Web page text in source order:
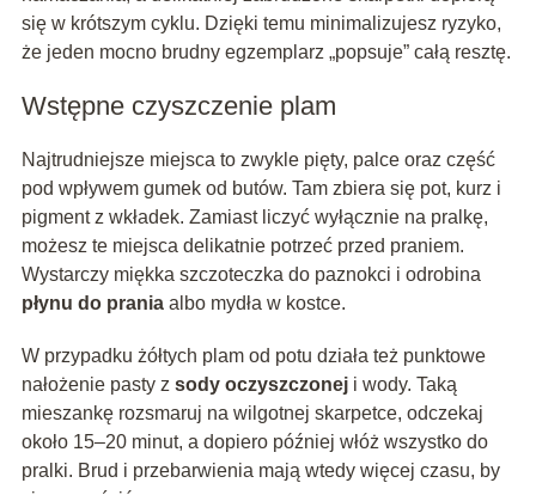
się w krótszym cyklu. Dzięki temu minimalizujesz ryzyko,
że jeden mocno brudny egzemplarz „popsuje” całą resztę.
Wstępne czyszczenie plam
Najtrudniejsze miejsca to zwykle pięty, palce oraz część
pod wpływem gumek od butów. Tam zbiera się pot, kurz i
pigment z wkładek. Zamiast liczyć wyłącznie na pralkę,
możesz te miejsca delikatnie potrzeć przed praniem.
Wystarczy miękka szczoteczka do paznokci i odrobina
płynu do praniaalbo mydła w kostce.
W przypadku żółtych plam od potu działa też punktowe
nałożenie pasty z sody oczyszczoneji wody. Taką
mieszankę rozsmaruj na wilgotnej skarpetce, odczekaj
około 15–20 minut, a dopiero później włóż wszystko do
pralki. Brud i przebarwienia mają wtedy więcej czasu, by